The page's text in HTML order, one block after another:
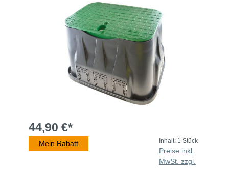
44,90 €*
Mein Rabatt Inhalt: 1 Stück
Preise inkl.
MwSt. zzgl.